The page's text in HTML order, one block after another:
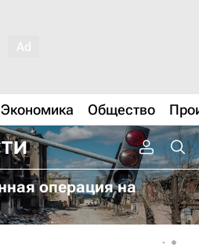
Экономика Общество
операция на